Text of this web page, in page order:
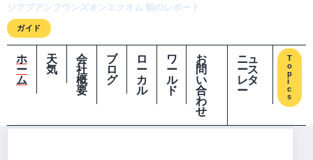
ジアプアンフウンズオンエクオム 朝のレポート
ガイド
ホ
ー
ム
天
気
会
社
概
要
ブ
ロ
グ
ロ
ー
カ
ル
ワ
ー
ル
ド
お
問
い
合
わ
せ
ニュ
ース
レタ
ー
T
o
p
i
c
s